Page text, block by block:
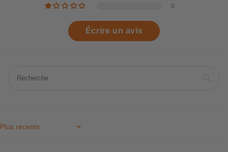
0
Écrire un avis
Sort by